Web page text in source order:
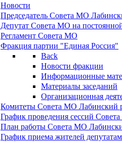
Новости
Председатель Совета МО
Депутат Совета МО на
Регламент Совета МО
Фракция партии "Единая Россия"
Back
Новости фракции
Информационные
Материалы заседаний
Организационная
Комитеты Совета МО Лабинский
График проведения сессий
План работы Совета МО
График приема жителей